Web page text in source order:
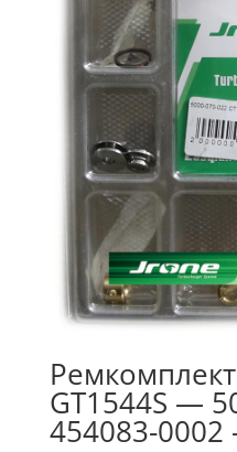
Ремкомплект
GT1544S —
454083-